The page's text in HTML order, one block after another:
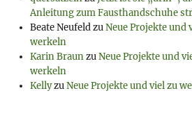
Anleitung zum Fausthandschuhe
Beate NeufeldzuNeue Projekte und
werkeln
Karin BraunzuNeue Projekte und
werkeln
KellyzuNeue Projekte und viel zu